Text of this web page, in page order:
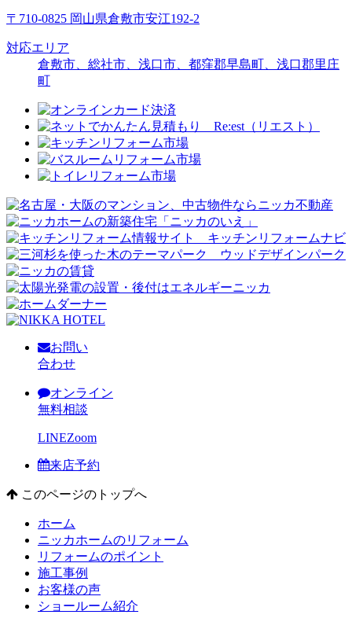
〒710-0825 岡山県倉敷市安江192-2
対応エリア
倉敷市、総社市、浅口市、都窪郡早島町、浅口郡里庄
町
お問い
合わせ
オンライン
無料相談
LINEZoom
来店予約
このページのトップへ
ホーム
ニッカホームのリフォーム
リフォームのポイント
施工事例
お客様の声
ショールーム紹介